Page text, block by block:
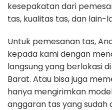
kesepakatan dari
tas, kualitas tas, dan lain-
Untuk pemesanan tas,
kepada kami dengan
langsung yang berlokasi
Barat. Atau bisa juga
hanya mengirimkan
anggaran tas yang sudah